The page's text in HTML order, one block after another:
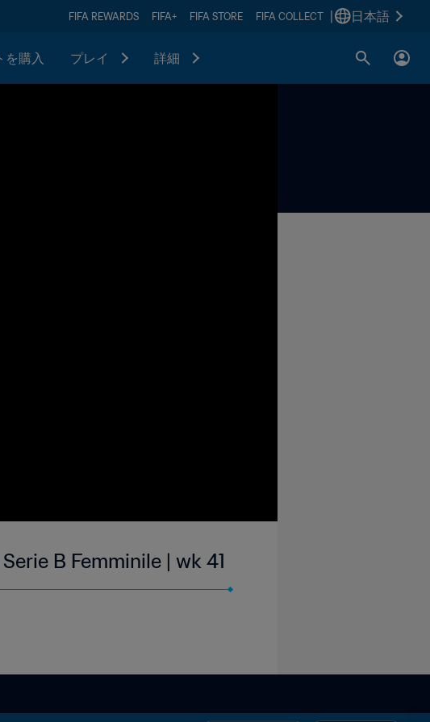
FIFA REWARDS FIFA+ FIFA STORE FIFA COLLECT 日本語
を購入 プレイ 詳細
B Femminile | wk 41